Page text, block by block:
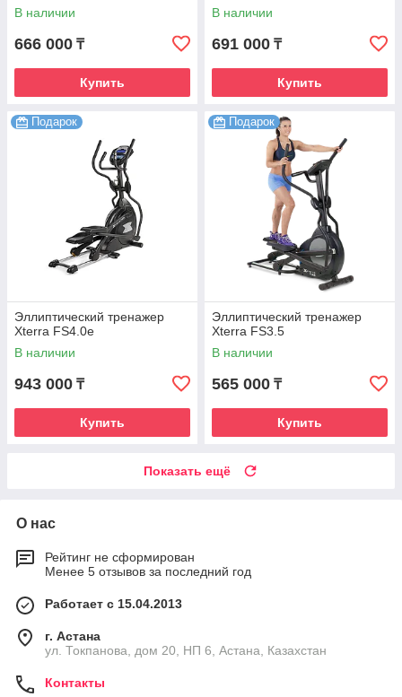
В наличии
666 000 ₸
Купить
В наличии
691 000 ₸
Купить
Подарок
Эллиптический тренажер
Xterra FS4.0е
В наличии
943 000 ₸
Купить
Подарок
Эллиптический тренажер
Xterra FS3.5
В наличии
565 000 ₸
Купить
Показать ещё
О нас
Рейтинг не сформирован
Менее 5 отзывов за последний год
Работает с 15.04.2013
г. Астана
ул. Токпанова, дом 20, НП 6, Астана, Казахстан
Контакты